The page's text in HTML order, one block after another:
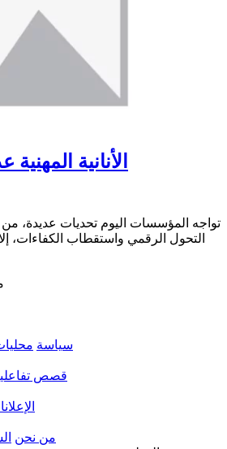
الأنانية
تواجه المؤسسات اليوم تحديات عديدة،
التحول الرقمي واستقطاب الكفاءات،
سياسة
قصص
من نحن